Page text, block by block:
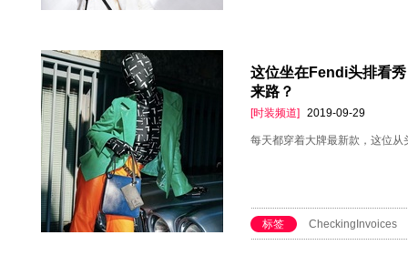
这位坐在Fendi头排看
来路？
[时装频道] 2019-09-29
每天都穿着大牌最新款，这位
标签 CheckingInvoices